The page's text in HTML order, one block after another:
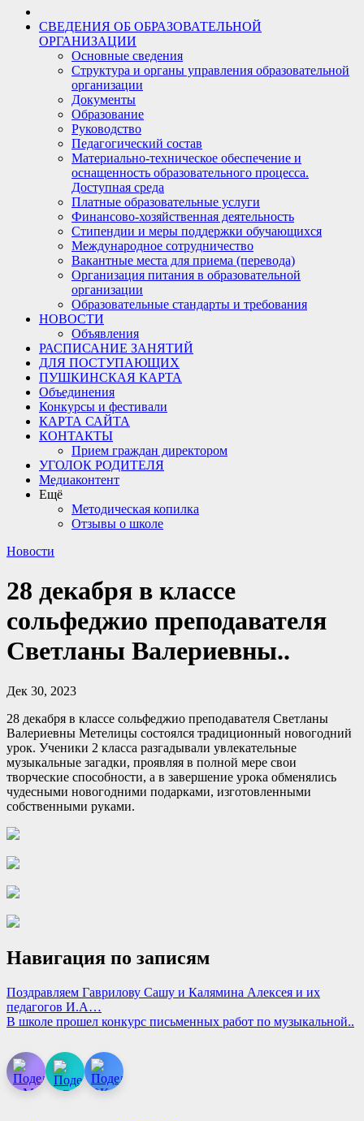
СВЕДЕНИЯ ОБ ОБРАЗОВАТЕЛЬНОЙ
ОРГАНИЗАЦИИ
Основные сведения
Структура и органы управления образовательной
организации
Документы
Образование
Руководство
Педагогический состав
Материально-техническое обеспечение и
оснащенность образовательного процесса.
Доступная среда
Платные образовательные услуги
Финансово-хозяйственная деятельность
Стипендии и меры поддержки обучающихся
Международное сотрудничество
Вакантные места для приема (перевода)
Организация питания в образовательной
организации
Образовательные стандарты и требования
НОВОСТИ
Объявления
РАСПИСАНИЕ ЗАНЯТИЙ
ДЛЯ ПОСТУПАЮЩИХ
ПУШКИНСКАЯ КАРТА
Объединения
Конкурсы и фестивали
КАРТА САЙТА
КОНТАКТЫ
Прием граждан директором
УГОЛОК РОДИТЕЛЯ
Медиаконтент
Ещё
Методическая копилка
Отзывы о школе
Новости
28 декабря в классе
сольфеджио преподавателя
Светланы Валериевны..
Дек 30, 2023
28 декабря в классе сольфеджио преподавателя Светланы
Валериевны Метелицы состоялся традиционный новогодний
урок. Ученики 2 класса разгадывали увлекательные
музыкальные загадки, проявляя в полной мере свои
творческие способности, а в завершение урока обменялись
чудесными новогодними подарками, изготовленными
собственными руками.
Навигация по записям
Поздравляем Гаврилову Сашу и Калямина Алексея и их
педагогов И.А…
В школе прошел конкурс письменных работ по музыкальной..